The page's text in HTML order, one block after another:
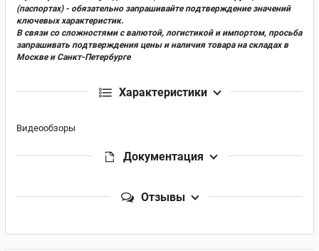
(паспортах) - обязательно запрашивайте подтверждение значений
ключевых характеристик.
В связи со сложностями с валютой, логистикой и импортом, просьба
запрашивать подтверждения цены и наличия товара на складах в
Москве и Санкт-Петербурге
Характеристики
Видеообзоры
Документация
Отзывы